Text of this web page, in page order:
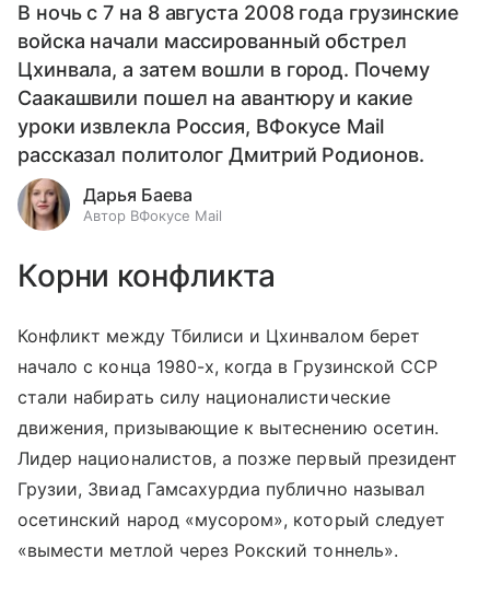
В ночь с 7 на 8 августа 2008 года грузинские
войска начали массированный обстрел
Цхинвала, а затем вошли в город. Почему
Саакашвили пошел на авантюру и какие
уроки извлекла Россия, ВФокусе Mail
рассказал политолог Дмитрий Родионов.
Дарья Баева
Автор ВФокусе Mail
Корни конфликта
Конфликт между Тбилиси и Цхинвалом берет
начало с конца 1980-х, когда в Грузинской ССР
стали набирать силу националистические
движения, призывающие к вытеснению осетин.
Лидер националистов, а позже первый президент
Грузии, Звиад Гамсахурдиа публично называл
осетинский народ «мусором», который следует
«вымести метлой через Рокский тоннель».